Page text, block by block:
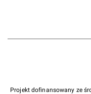
Projekt dofinansowany ze